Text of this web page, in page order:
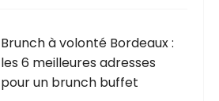
Brunch à volonté Bordeaux :
les 6 meilleures adresses
pour un brunch buffet